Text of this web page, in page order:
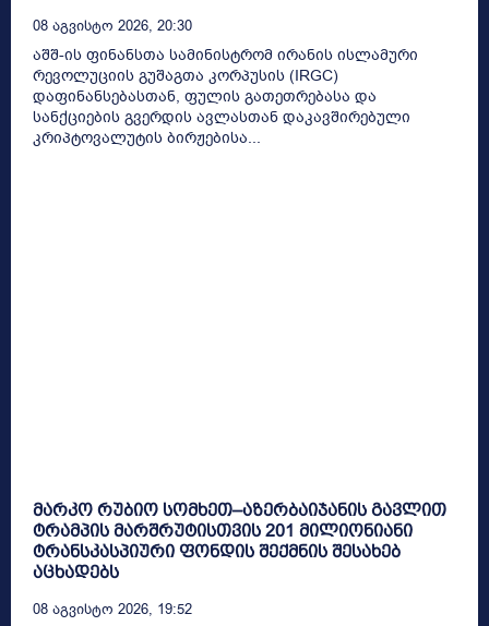
08 Აგვისტო 2026, 20:30
აშშ-ის ფინანსთა სამინისტრომ ირანის ისლამური
რევოლუციის გუშაგთა კორპუსის (IRGC)
დაფინანსებასთან, ფულის გათეთრებასა და
სანქციების გვერდის ავლასთან დაკავშირებული
კრიპტოვალუტის ბირჟებისა...
მარკო რუბიო სომხეთ–აზერბაიჯანის გავლით
ტრამპის მარშრუტისთვის 201 მილიონიანი
ტრანსკასპიური ფონდის შექმნის შესახებ
აცხადებს
08 Აგვისტო 2026, 19:52